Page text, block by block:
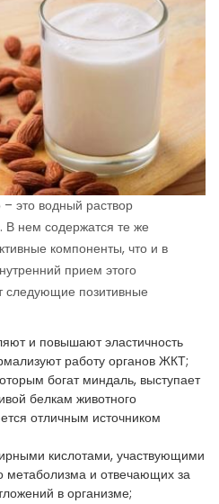
это водный раствор
В нем содержатся те же
компоненты, что и в
прием этого
следующие позитивные
и повышают эластичность
работу органов ЖКТ;
богат миндаль, выступает
белкам животного
отличным источником
кислотами, участвующими
метаболизма и отвечающих за
в организме;